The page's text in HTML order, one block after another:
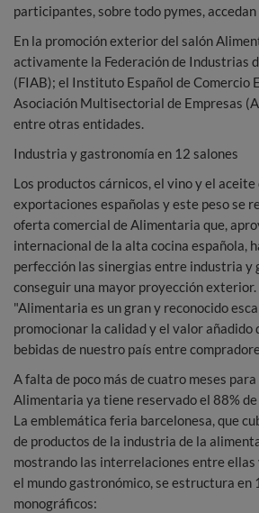
participantes, sobre todo pymes, accedan
En la promoción exterior del salón
activamente la Federación de Industrias
(FIAB); el Instituto Español de Comercio
Asociación Multisectorial de Empresas
entre otras entidades.
Industria y gastronomía en 12 salones
Los productos cárnicos, el vino y el
exportaciones españolas y este peso se
oferta comercial de Alimentaria que,
internacional de la alta cocina española,
perfección las sinergias entre industria y
conseguir una mayor proyección exterior.
"Alimentaria es un gran y reconocido
promocionar la calidad y el valor añadido
bebidas de nuestro país entre
A falta de poco más de cuatro meses
Alimentaria ya tiene reservado el 88%
La emblemática feria barcelonesa, que
de productos de la industria de la
mostrando las interrelaciones entre ellas
el mundo gastronómico, se estructura en
monográficos: